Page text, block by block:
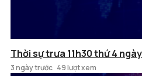
Thời sự trưa 11h30 thứ 4
3 ngày trước 49 lượt xem